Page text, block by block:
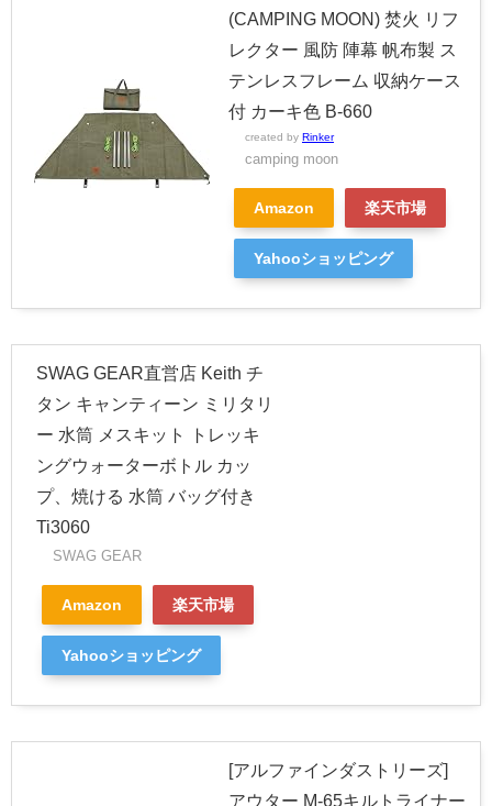
(CAMPING MOON) 焚火 リフ
レクター 風防 陣幕 帆布製 ス
テンレスフレーム 収納ケース
付 カーキ色 B-660
created by Rinker
camping moon
Amazon 楽天市場
Yahooショッピング
SWAG GEAR直営店 Keith チ
タン キャンティーン ミリタリ
ー 水筒 メスキット トレッキ
ングウォーターボトル カッ
プ、焼ける 水筒 バッグ付き
Ti3060
SWAG GEAR
Amazon 楽天市場
Yahooショッピング
[アルファインダストリーズ]
アウター M-65キルトライナー